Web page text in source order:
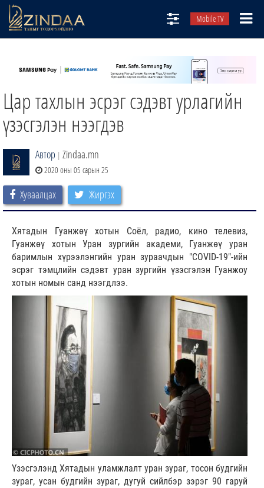
Mobile TV
ТВ8
ӨГЛӨӨНИЙ СОНИН
АУДИО ЗОХИОЛ
ЗИНДАА СЭТГҮҮЛ
Цар тахлын эсрэг сэдэвт урлагийн
үзэсгэлэн нээгдэв
Автор | Zindaa.mn
2020 оны 05 сарын 25
Хуваалцах Жиргэх
Хятадын Гуанжөү хотын Соёл, радио, кино телевиз,
Гуанжөү хотын Уран зургийн академи, Гуанжөү уран
баримлын хүрээлэнгийн уран зураачдын "COVID-19"-ийн
эсрэг тэмцлийн сэдэвт уран зургийн үзэсгэлэн Гуанжоу
хотын номын санд нээгдлээ.
Үзэсгэлэнд Хятадын уламжлалт уран зураг, тосон будгийн
зураг, усан будгийн зураг, дугуй сийлбэр зэрэг 90 гаруй